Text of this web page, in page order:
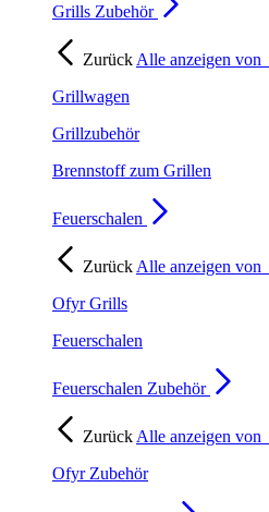
Grills Zubehör
Zurück Alle anzeigen von
Grillwagen
Grillzubehör
Brennstoff zum Grillen
Feuerschalen
Zurück Alle anzeigen von
Ofyr Grills
Feuerschalen
Feuerschalen Zubehör
Zurück Alle anzeigen von
Ofyr Zubehör